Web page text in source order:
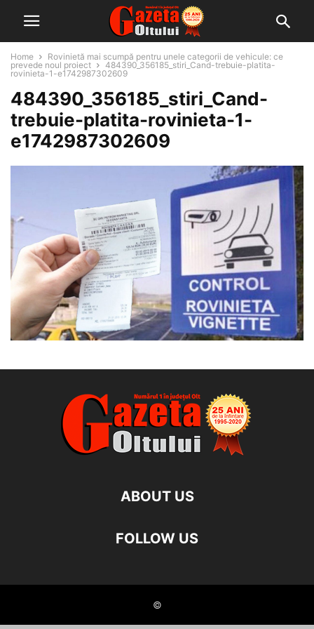
Home
Rovinietă mai scumpă pentru unele categorii de vehicule: ce
prevede noul proiect
484390_356185_stiri_Cand-trebuie-platita-
rovinieta-1-e1742987302609
484390_356185_stiri_Cand-
trebuie-platita-rovinieta-1-
e1742987302609
ABOUT US
FOLLOW US
©